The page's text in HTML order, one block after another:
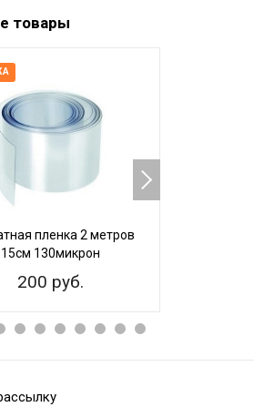
товары
пленка 2 метров
15см 130микрон
200 руб.